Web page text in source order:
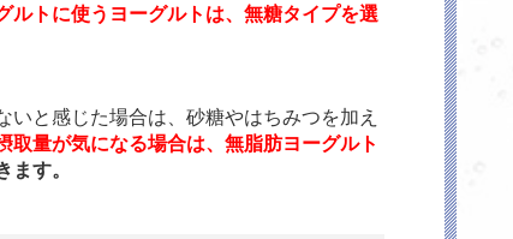
ルトに使うヨーグルトは、無糖タイプを選
と感じた場合は、砂糖やはちみつを加え
取量が気になる場合は、無脂肪ヨーグルト
ます。